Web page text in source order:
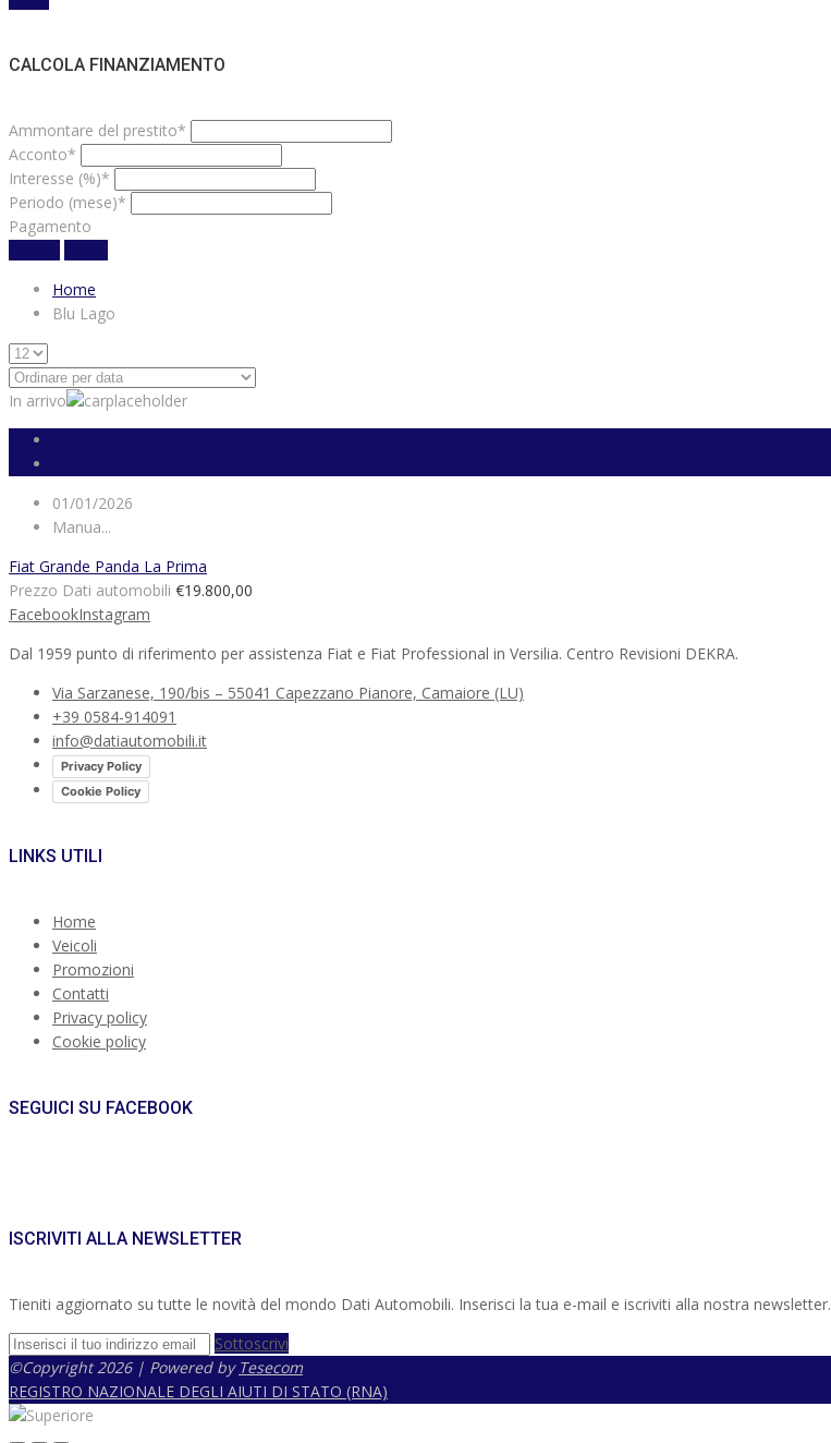
CALCOLA FINANZIAMENTO
Ammontare del prestito*
Acconto*
Interesse (%)*
Periodo (mese)*
Pagamento
Home
Blu Lago
In arrivo
01/01/2026
Manua...
Fiat Grande Panda La Prima
Prezzo Dati automobili €19.800,00
FacebookInstagram
Dal 1959 punto di riferimento per assistenza Fiat e Fiat Professional in Versilia. Centro Revisioni DEKRA.
Via Sarzanese, 190/bis – 55041 Capezzano Pianore, Camaiore (LU)
+39 0584-914091
info@datiautomobili.it
Privacy Policy
Cookie Policy
LINKS UTILI
Home
Veicoli
Promozioni
Contatti
Privacy policy
Cookie policy
SEGUICI SU FACEBOOK
ISCRIVITI ALLA NEWSLETTER
Tieniti aggiornato su tutte le novità del mondo Dati Automobili. Inserisci la tua e-mail e iscriviti alla nostra newsletter.
Sottoscrivi
©Copyright 2026 | Powered by Tesecom
REGISTRO NAZIONALE DEGLI AIUTI DI STATO (RNA)